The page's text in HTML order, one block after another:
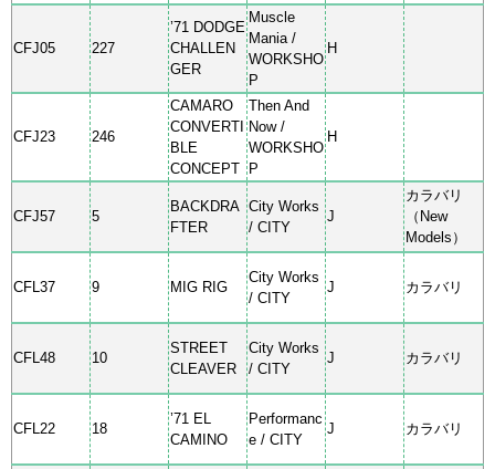
CFJ05 227
’71 DODGE
CHALLEN
GER
Muscle
Mania /
WORKSHO
P
H
CFJ23 246
CAMARO
CONVERTI
BLE
CONCEPT
Then And
Now /
WORKSHO
P
H
CFJ57 5
BACKDRA
FTER
City Works
/ CITY
J
カラバリ
（New
Models）
CFL37 9 MIG RIG
City Works
/ CITY
J カラバリ
CFL48 10
STREET
CLEAVER
City Works
/ CITY
J カラバリ
CFL22 18
’71 EL
CAMINO
Performanc
e / CITY
J カラバリ